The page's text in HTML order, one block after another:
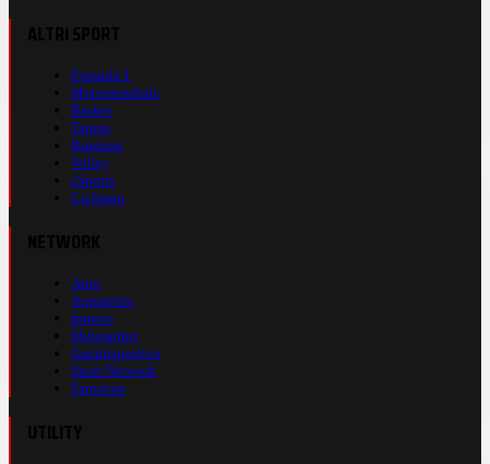
Formula 1
Motomondiale
Basket
Tennis
Running
Volley
eSports
Ciclismo
Auto
Autosprint
Inmoto
Motosprint
Guerinsportivo
Sport Network
Fantacup